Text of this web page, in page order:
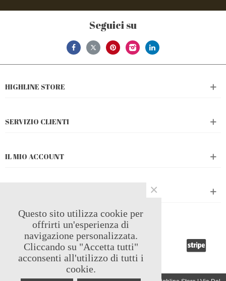
Seguici su
HIGHLINE STORE
SERVIZIO CLIENTI
IL MIO ACCOUNT
PAGAMENTI ACCETTATI
Questo sito utilizza cookie per
offrirti un'esperienza di
navigazione personalizzata.
Cliccando su "Accetta tutti"
acconsenti all'utilizzo di tutti i
cookie.
×